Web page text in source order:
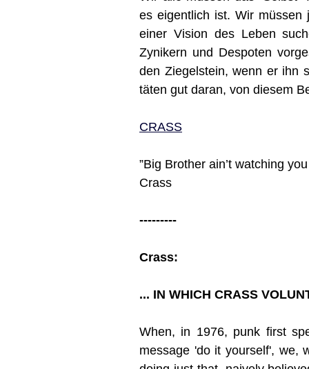
es eigentlich ist. Wir müssen
einer Vision des Leben
Zynikern und Despoten
den Ziegelstein, wenn er ihn
täten gut daran, von diesem
CRASS
”Big Brother ain’t watching
Crass
---------
Crass:
... IN WHICH CRASS
When, in 1976, punk first
message 'do it yourself', we,